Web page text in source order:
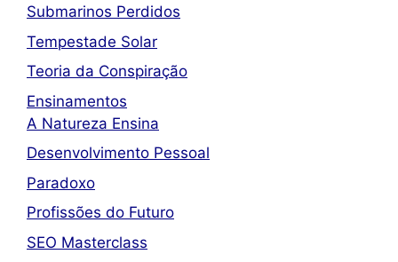
Submarinos Perdidos
Tempestade Solar
Teoria da Conspiração
Ensinamentos
A Natureza Ensina
Desenvolvimento Pessoal
Paradoxo
Profissões do Futuro
SEO Masterclass